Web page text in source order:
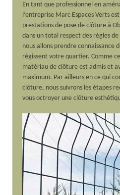
En tant que professionnel en
l’entreprise Marc Espaces Verts
prestations de pose de clôture à
dans un total respect des règles
nous allons prendre connaissance
régissent votre quartier. Comme
matériau de clôture est admis et
maximum. Par ailleurs en ce qui
clôture, nous suivrons les étapes
vous octroyer une clôture